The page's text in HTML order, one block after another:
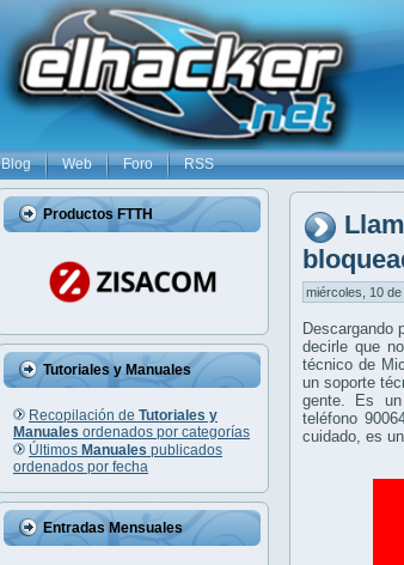
Blog Web Foro RSS
Productos FTTH
Tutoriales y Manuales
Recopilación de Tutoriales y
Manuales ordenados por categorías
Últimos Manuales publicados
ordenados por fecha
Entradas Mensuales
miércoles, 10
Descargando
decirle que
técnico de
un soporte
gente. Es
teléfono
cuidado, es